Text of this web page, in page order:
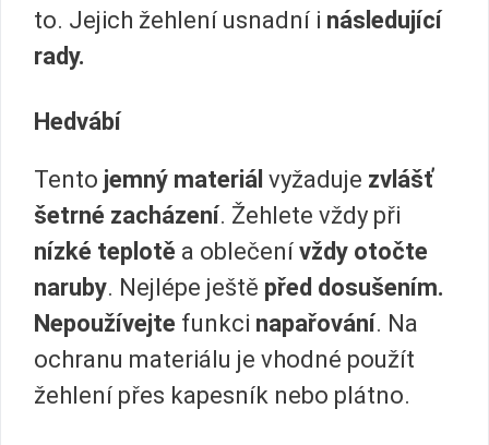
to. Jejich žehlení usnadní i následující
rady.
Hedvábí
Tento jemný materiál vyžaduje zvlášť
šetrné zacházení. Žehlete vždy při
nízké teplotě a oblečení vždy otočte
naruby. Nejlépe ještě před dosušením.
Nepoužívejte funkci napařování. Na
ochranu materiálu je vhodné použít
žehlení přes kapesník nebo plátno.